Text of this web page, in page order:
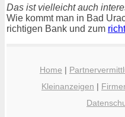
Das ist vielleicht auch
Wie kommt man in Bad
richtigen Bank und zum
Home |
Kleinanzeigen |